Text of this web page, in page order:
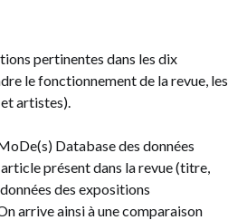
pertinentes dans les dix
le fonctionnement de la revue, les
artistes).
Database des données
présent dans la revue (titre,
des expositions
arrive ainsi à une comparaison